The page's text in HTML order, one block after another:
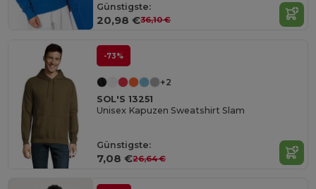
Günstigste:
20,98 €36,10 €
-73%
+2
SOL'S 13251
Unisex Kapuzen Sweatshirt Slam
Günstigste:
7,08 €26,64 €